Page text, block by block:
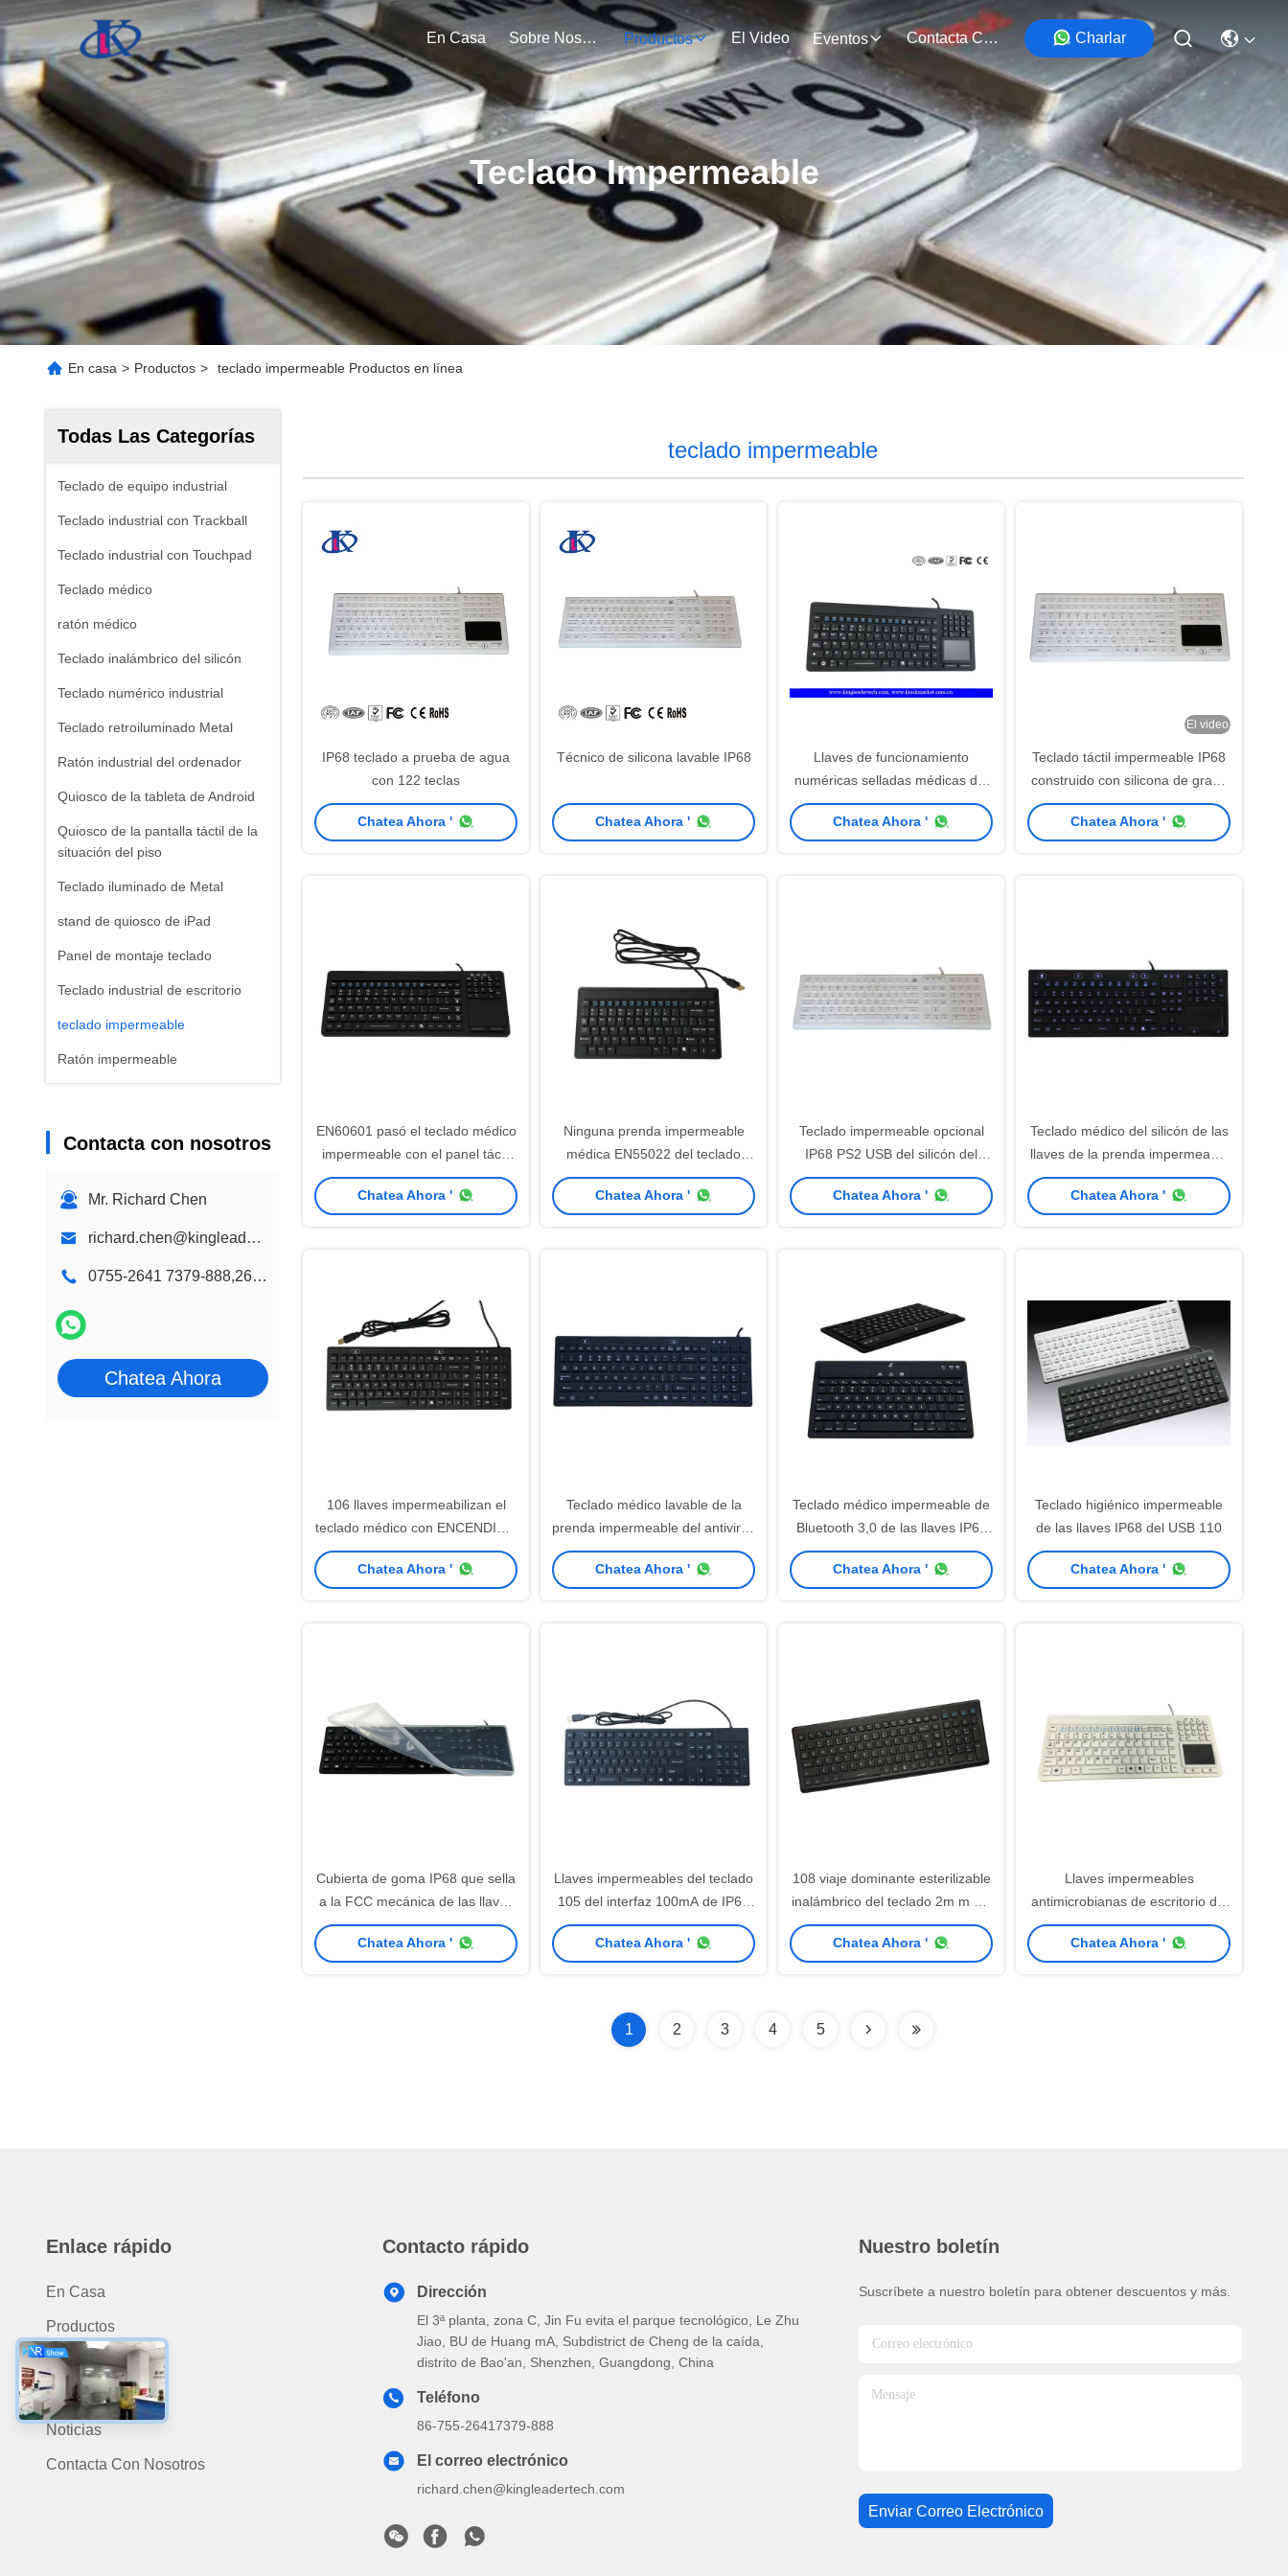
En Casa Sobre Nosotros Productos El Video Eventos Contacta Con Nosotros Charlar
Teclado Impermeable
En casa > Productos > teclado impermeable Productos en línea
Todas Las Categorías
Teclado de equipo industrial
Teclado industrial con Trackball
Teclado industrial con Touchpad
Teclado médico
ratón médico
Teclado inalámbrico del silicón
Teclado numérico industrial
Teclado retroiluminado Metal
Ratón industrial del ordenador
Quiosco de la tableta de Android
Quiosco de la pantalla táctil de la
situación del piso
Teclado iluminado de Metal
stand de quiosco de iPad
Panel de montaje teclado
Teclado industrial de escritorio
teclado impermeable
Ratón impermeable
Quiosco de escritorio
Diseño personalizado de quiosco
Quiosco de la señalización de
Digitaces
Contacta con nosotros
Mr. Richard Chen
richard.chen@kingleadertech.com
0755-2641 7379-888,2641 9575
Chatea Ahora
teclado impermeable
IP68 teclado a prueba de agua
con 122 teclas
Chatea Ahora '
Técnico de silicona lavable IP68
Chatea Ahora '
Llaves de funcionamiento
numéricas selladas médicas del
cojín del panel táctil español de
la disposición del teclado
Chatea Ahora '
El video
Teclado táctil impermeable IP68
construido con silicona de grado
médico e industrial para resistir
la exposición a líquidos y
Chatea Ahora '
EN60601 pasó el teclado médico
impermeable con el panel táctil
incluyendo el teclado numérico
Chatea Ahora '
Ninguna prenda impermeable
médica EN55022 del teclado
IP68 del silicón de las llaves del
montaje 87
Chatea Ahora '
Teclado impermeable opcional
IP68 PS2 USB del silicón del
contraluz 100mA
Chatea Ahora '
Teclado médico del silicón de las
llaves de la prenda impermeable
100mA 106
Chatea Ahora '
106 llaves impermeabilizan el
teclado médico con ENCENDIDO
de hecho excursionismo
Chatea Ahora '
Teclado médico lavable de la
prenda impermeable del antivirus
IP68 con 12 llaves y el teclado
numérico de funcionamiento
Chatea Ahora '
Teclado médico impermeable de
Bluetooth 3,0 de las llaves IP67
79
Chatea Ahora '
Teclado higiénico impermeable
de las llaves IP68 del USB 110
Chatea Ahora '
Cubierta de goma IP68 que sella
a la FCC mecánica de las llaves
del teclado 105 del juego
Chatea Ahora '
Llaves impermeables del teclado
105 del interfaz 100mA de IP68
USB PS2
Chatea Ahora '
108 viaje dominante esterilizable
inalámbrico del teclado 2m m del
silicón de las llaves
Chatea Ahora '
Llaves impermeables
antimicrobianas de escritorio del
teclado 107 del soporte IP68
Chatea Ahora '
1 2 3 4 5
Enlace rápido
En Casa
Productos
Sobre Nosotros
El Video
Noticias
Contacta Con Nosotros
Contacto rápido
Dirección
El 3ª planta, zona C, Jin Fu evita el parque tecnológico, Le Zhu
Jiao, BU de Huang mA, Subdistrict de Cheng de la caída,
distrito de Bao'an, Shenzhen, Guangdong, China
Teléfono
86-755-26417379-888
El correo electrónico
richard.chen@kingleadertech.com
Nuestro boletín
Suscríbete a nuestro boletín para obtener descuentos y más.
Enviar Correo Electrónico